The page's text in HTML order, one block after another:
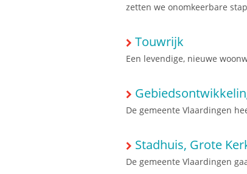
zetten we onomkeerbare
Touwrijk
Een levendige, nieuwe
De gemeente Vlaardingen
Stadhuis, Grote
De gemeente Vlaardingen